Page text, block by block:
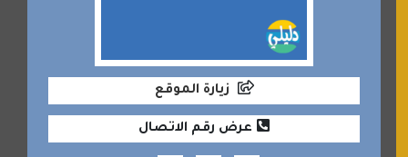
زيارة الموقع
عرض رقم الاتصال